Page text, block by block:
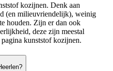
kozijnen. Denk aan
(en milieuvriendelijk), weinig
houden. Zijn er dan ook
deze zijn meestal
kunststof kozijnen.